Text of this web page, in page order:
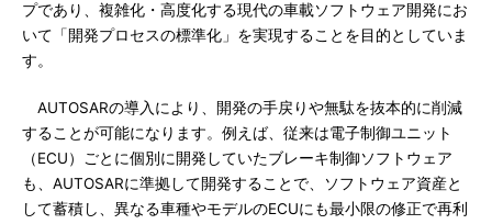
プであり、複雑化・高度化する現代の車載ソフトウェア開発にお
いて「開発プロセスの標準化」を実現することを目的としていま
す。
AUTOSARの導入により、開発の手戻りや無駄を抜本的に削減
することが可能になります。例えば、従来は電子制御ユニット
（ECU）ごとに個別に開発していたブレーキ制御ソフトウェア
も、AUTOSARに準拠して開発することで、ソフトウェア資産と
して蓄積し、異なる車種やモデルのECUにも最小限の修正で再利